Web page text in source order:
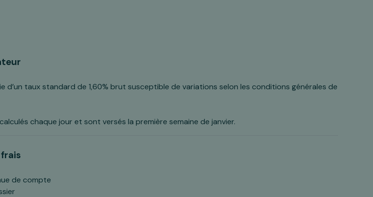
d’un taux standard de 1,60% brut susceptible de variations selon les conditions générales de
chaque jour et sont versés la première semaine de janvier.
de compte